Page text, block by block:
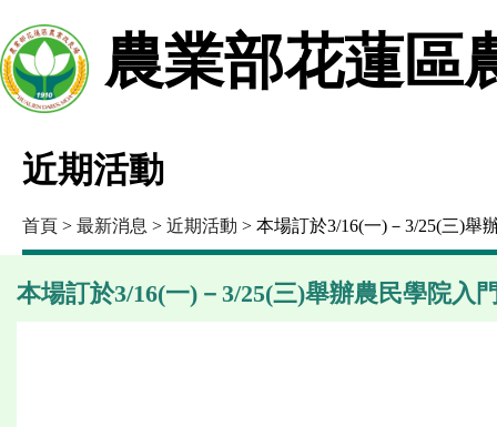
農業部花蓮區
近期活動
首頁 > 最新消息 > 近期活動 > 本場訂於3/16(一)－3/25(三)舉
本場訂於3/16(一)－3/25(三)舉辦農民學院入